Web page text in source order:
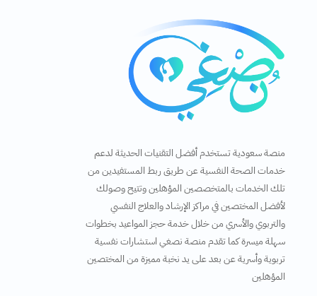
منصة سعودية تستخدم أفضل التقنيات الحديثة لدعم
خدمات الصحة النفسية عن طريق ربط المستفيدين من
تلك الخدمات بالمتخصصين المؤهلين وتتيح وصولك
لأفضل المختصين في مراكز الإرشاد والعلاج النفسي
والتربوي والأسري من خلال خدمة حجز المواعيد بخطوات
سهلة ميسرة كما تقدم منصة نصغي استشارات نفسية
تربوية وأسرية عن بعد على يد نخبة مميزة من المختصين
المؤهلين